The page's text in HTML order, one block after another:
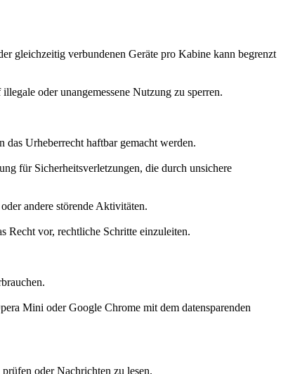
gleichzeitig verbundenen Geräte pro Kabine kann begrenzt
oder unangemessene Nutzung zu sperren.
Urheberrecht haftbar gemacht werden.
für Sicherheitsverletzungen, die durch unsichere
andere störende Aktivitäten.
Recht vor, rechtliche Schritte einzuleiten.
Mini oder Google Chrome mit dem datensparenden
oder Nachrichten zu lesen.